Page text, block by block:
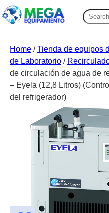
Search
for:
Home /Tienda de equipos
de Laboratorio /
de circulación de agua de
– Eyela (12,8 Litros)
del refrigerador)